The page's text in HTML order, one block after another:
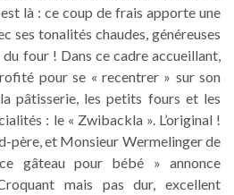
là : ce coup de frais apporte une
ses tonalités chaudes, généreuses
four ! Dans ce cadre accueillant,
pour se « recentrer » sur son
pâtisserie, les petits fours et les
: le « Zwibackla ». L’original !
père, et Monsieur Wermelinger de
gâteau pour bébé » annonce
mais pas dur, excellent